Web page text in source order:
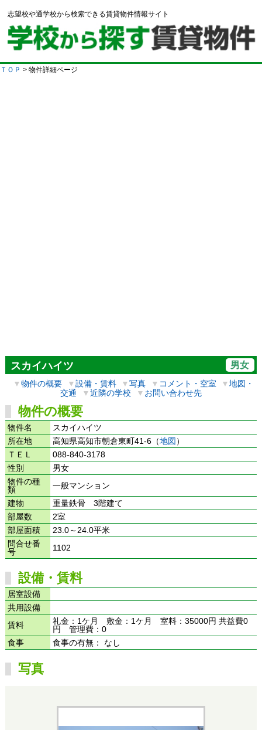
志望校や通学校から検索できる賃貸物件情報サイト
ＴＯＰ > 物件詳細ページ
スカイハイツ 男女
▼物件の概要 ▼設備・賃料 ▼写真 ▼ コメント・空室 ▼地図・
交通
▼近隣の学校 ▼ お問い合わせ先
物件の概要
物件名
スカイハイツ
所在地
高知県高知市朝倉東町41-6（地図 ）
ＴＥＬ
088-840-3178
性別
男女
物件の種
類
一般マンション
建物
重量鉄骨 3階建て
部屋数
2室
部屋面積
23.0～24.0平米
問合せ番
号
1102
設備・賃料
居室設備
共用設備
賃料
礼金：1ケ月 敷金：1ケ月 室料：35000円 共益費0
円 管理費：0
食事
食事の有無： なし
写真